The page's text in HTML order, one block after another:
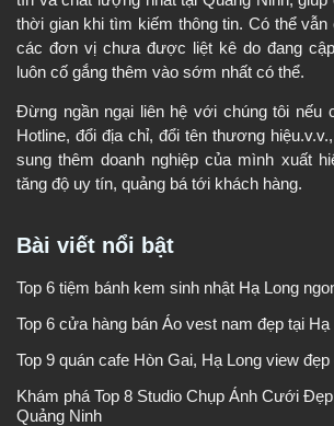
thời gian khi tìm kiếm thông tin. Có thể
các đơn vị chưa được liệt kê do đang
luôn cố gắng thêm vào sớm nhất có thể.
Đừng ngần ngại liên hệ với chúng tôi nếu
Hotline, đổi địa chỉ, đổi tên thương
sung thêm doanh nghiệp của mình xuất
tăng độ uy tín, quảng bá tới khách hàng.
Bài viết nổi bật
Top 6 tiệm bánh kem sinh nhật Hạ Long
Top 6 cửa hàng bán Áo vest nam đẹp tại
Top 9 quán cafe Hòn Gai, Hạ Long view
Khám phá Top 8 Studio Chụp Ảnh Cưới
Quảng Ninh